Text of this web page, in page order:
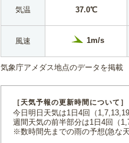
気温 37.0℃
風速 1m/s
気象庁アメダス地点のデータを掲載
［天気予報の更新時間について］
今日明日天気は1日4回（
週間天気の前半部分は1日4回（
※数時間先までの雨の予想(急な